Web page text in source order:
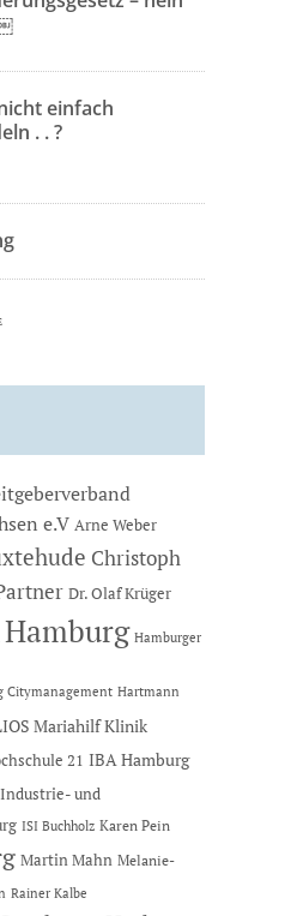
einfach
. . ?
e.V Arne Weber
Christoph
Dr. Olaf Krüger
Hamburg Hamburger
Citymanagement Hartmann
Mariahilf Klinik
21 IBA Hamburg
Industrie- und
ISI Buchholz Karen Pein
Martin Mahn Melanie-
Rainer Kalbe